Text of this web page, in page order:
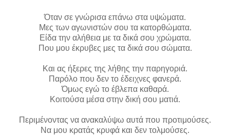
Όταν σε γνώρισα επάνω στα υψώματα.
Μες των αγωνιστών σου τα κατορθώματα.
Είδα την αλήθεια με τα δικά σου χρώματα.
Που μου έκρυβες μες τα δικά σου σώματα.
Και ας ήξερες της λήθης την παρηγοριά.
Παρόλο που δεν το έδειχνες φανερά.
Όμως εγώ το έβλεπα καθαρά.
Κοιτούσα μέσα στην δική σου ματιά.
Περιμένοντας να ανακαλύψω αυτά που προτιμούσες.
Να μου κρατάς κρυφά και δεν τολμούσες.